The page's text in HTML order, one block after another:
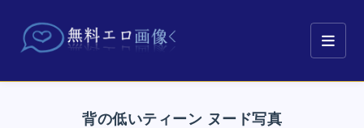
背の低いティーン ヌード写真